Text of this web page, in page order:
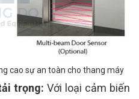
cao sự an toàn cho thang máy
trọng: Với loại cảm biến